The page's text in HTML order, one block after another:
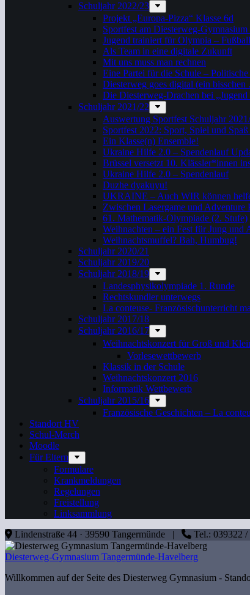
Schuljahr 2022/23
Projekt „Europa-Pizza“ Klasse 6d
Sportfest am Diesterweg-
Jugend trainiert für Olympia –
Als Team in eine digitale Zukunft
Mit uns muss man rechnen
Eine Partei für die Schule –
Diesterweg goes digital (ein
Die Diesterweg-Drachen bei
Schuljahr 2021/22
Auswertung Sportfest Schuljahr
Sportfest 2022: Sport, Spiel und
Ein Klasse(n) Ensemble!
Ukraine Hilfe 2.0 – Spendenlauf
Brüssel versetzt 10. Klässler*innen
Ukraine Hilfe 2.0 – Spendenlauf
Duzhe dyakuyu!
UKRAINE – Auch WIR können
Zwischen Lasergame und Adventure
61. Mathematik-Olympiade (2. Stufe)
Weihnachten – ein Fest für Jung und
Weihnachtsmuffel? Bah, Humbug!
Schuljahr 2020/21
Schuljahr 2019/20
Schuljahr 2018/19
Landesphysikolympiade 1. Runde
Rechtskundler unterwegs
La conteuse- Französischunterricht
Schuljahr 2017/18
Schuljahr 2016/17
Weihnachtskonzert für Groß und
Vorlesewettbewerb
Klassik in der Schule
Weihnachtskonzert 2016
Informatik Wettbewerb
Schuljahr 2015/16
Französische Geschichten – La
Standort HV
Schul-Merch
Moodle
Für Eltern
Formulare
Krankmeldungen
Regelungen
Freistellung
Linksammlung
Lindenstraße 44 · 39590 Tangermünde |
Tel.: 039322
Diesterweg-Gymnasium Tangermünde-Havelberg
Willkommen auf der Seite des Diesterweg Gymnasium -